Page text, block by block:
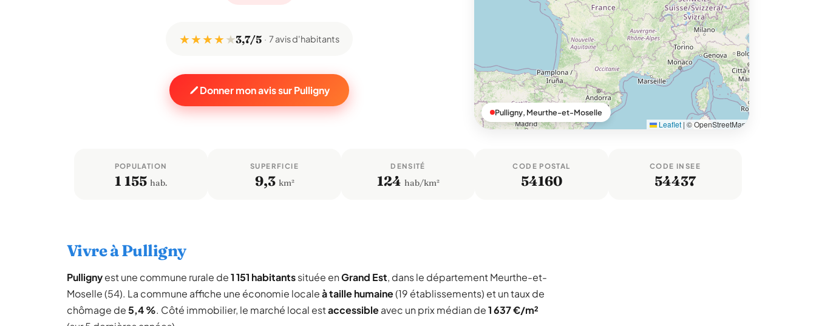
★ ★ ★ ★★3,7/5 7 avis d'habitants
Donner mon avis sur Pulligny
Leaflet | © OpenStreetMap
Pulligny, Meurthe-et-Moselle
POPULATION
1 155 hab.
SUPERFICIE
9,3 km²
DENSITÉ
124 hab/km²
CODE POSTAL
54160
CODE INSEE
54437
Vivre à Pulligny
Pullignyest une commune rurale de1 151 habitantssituée enGrand Est, dans le département Meurthe-et-
Moselle (54). La commune affiche une économie localeà taille humaine(19 établissements) et un taux de
chômage de5,4 %. Côté immobilier, le marché local estaccessibleavec un prix médian de1 637 €/m²